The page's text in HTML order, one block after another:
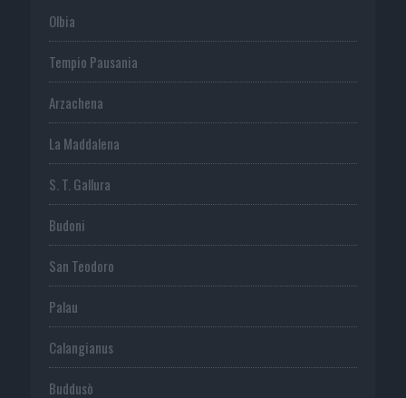
Olbia
Tempio Pausania
Arzachena
La Maddalena
S. T. Gallura
Budoni
San Teodoro
Palau
Calangianus
Buddusò